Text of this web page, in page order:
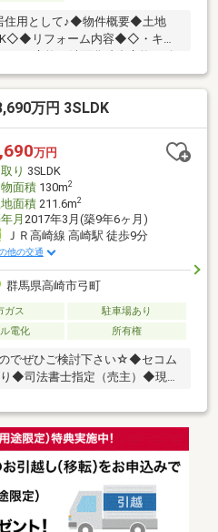
住用として♪◆物件概要◆土地
リフォーム内容◆◇・キッ
イレ交換・洗面化粧台交換・給
ロス張替え・床張り替え・建具
ーム工事完了しました。いつで
万円 3SLDK
万円
り 3SLDK
面積130m2
面積211.6m2
月 2017年3月(築9年6ヶ月)
ＪＲ高崎線 高崎駅 徒歩9分
他の交通
群馬県高崎市弓町
ガス
駐車場あり
電化 所有権
でぜひご検討下さい☆◆セコム
◆司法書士指定（売主）◆現